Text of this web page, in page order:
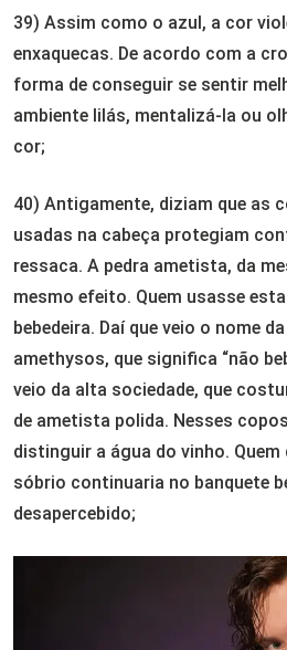
39) Assim como o azul, a cor
enxaquecas. De acordo com a
forma de conseguir se sentir
ambiente lilás, mentalizá-la ou
cor;
40) Antigamente, diziam que as
usadas na cabeça protegiam
ressaca. A pedra ametista, da
mesmo efeito. Quem usasse
bebedeira. Daí que veio o nome
amethysos, que significa “não
veio da alta sociedade, que
de ametista polida. Nesses
distinguir a água do vinho. Quem
sóbrio continuaria no banquete
desapercebido;